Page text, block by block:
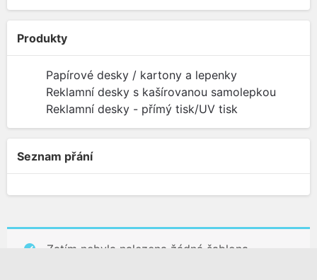
Produkty
Papírové desky / kartony a lepenky
Reklamní desky s kašírovanou samolepkou
Reklamní desky - přímý tisk/UV tisk
Seznam přání
Zatím nebyla nalezena žádná šablona.